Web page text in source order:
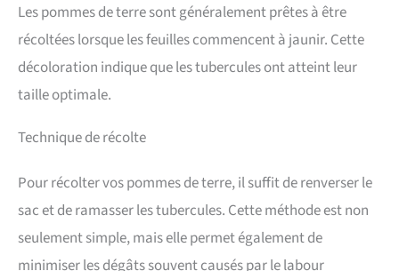
Les pommes de terre sont généralement prêtes à être
récoltées lorsque les feuilles commencent à jaunir. Cette
décoloration indique que les tubercules ont atteint leur
taille optimale.
Technique de récolte
Pour récolter vos pommes de terre, il suffit de renverser le
sac et de ramasser les tubercules. Cette méthode est non
seulement simple, mais elle permet également de
minimiser les dégâts souvent causés par le labour